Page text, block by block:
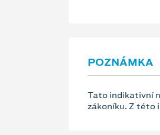
POZNÁMKA
Tato indikativní
zákoníku. Z této